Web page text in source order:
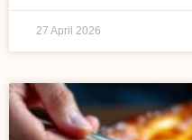
27 April 2026